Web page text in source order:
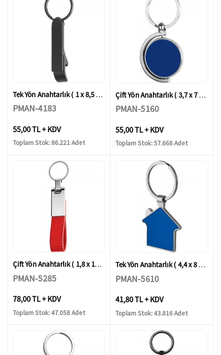
Tek Yön Anahtarlık ( 1 x 8,5 cm )
PMAN-4183
55,00 TL + KDV
Toplam Stok: 86.221 Adet
Çift Yön Anahtarlık ( 3,7 x 7 cm )
PMAN-5160
55,00 TL + KDV
Toplam Stok: 57.668 Adet
Çift Yön Anahtarlık ( 1,8 x 11,6 cm )
PMAN-5285
78,00 TL + KDV
Toplam Stok: 47.058 Adet
Tek Yön Anahtarlık ( 4,4 x 8 cm )
PMAN-5610
41,80 TL + KDV
Toplam Stok: 43.816 Adet